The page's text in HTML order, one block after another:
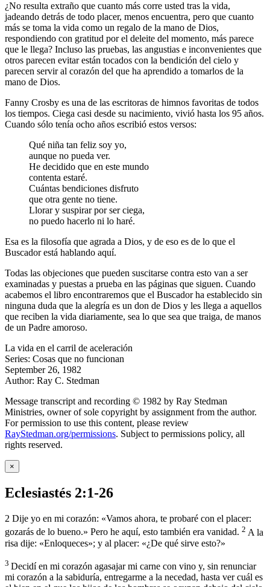
¿No resulta extraño que cuanto más corre usted tras la vida,
jadeando detrás de todo placer, menos encuentra, pero que cuanto
más se toma la vida como un regalo de la mano de Dios,
respondiendo con gratitud por el deleite del momento, más parece
que le llega? Incluso las pruebas, las angustias e inconvenientes que
otros parecen evitar están tocados con la bendición del cielo y
parecen servir al corazón del que ha aprendido a tomarlos de la
mano de Dios.
Fanny Crosby es una de las escritoras de himnos favoritas de todos
los tiempos. Ciega casi desde su nacimiento, vivió hasta los 95 años.
Cuando sólo tenía ocho años escribió estos versos:
Qué niña tan feliz soy yo,
aunque no pueda ver.
He decidido que en este mundo
contenta estaré.
Cuántas bendiciones disfruto
que otra gente no tiene.
Llorar y suspirar por ser ciega,
no puedo hacerlo ni lo haré.
Esa es la filosofía que agrada a Dios, y de eso es de lo que el
Buscador está hablando aquí.
Todas las objeciones que pueden suscitarse contra esto van a ser
examinadas y puestas a prueba en las páginas que siguen. Cuando
acabemos el libro encontraremos que el Buscador ha establecido sin
ninguna duda que la alegría es un don de Dios y les llega a aquellos
que reciben la vida diariamente, sea lo que sea que traiga, de manos
de un Padre amoroso.
La vida en el carril de aceleración
Series: Cosas que no funcionan
September 26, 1982
Author: Ray C. Stedman
Message transcript and recording © 1982 by Ray Stedman
Ministries, owner of sole copyright by assignment from the author.
For permission to use this content, please review
RayStedman.org/permissions. Subject to permissions policy, all
rights reserved.
×
Eclesiastés 2:1-26
2 Dije yo en mi corazón: «Vamos ahora, te probaré con el placer:
gozarás de lo bueno.» Pero he aquí, esto también era vanidad. 2 A la
risa dije: «Enloqueces»; y al placer: «¿De qué sirve esto?»
3 Decidí en mi corazón agasajar mi carne con vino y, sin renunciar
mi corazón a la sabiduría, entregarme a la necedad, hasta ver cuál es